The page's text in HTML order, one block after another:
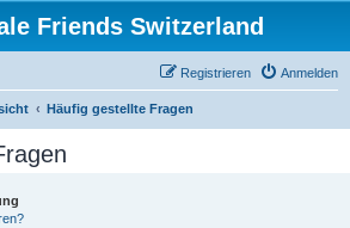
Friends Switzerland
Anmelden
Registrieren
Häufig gestellte Fragen